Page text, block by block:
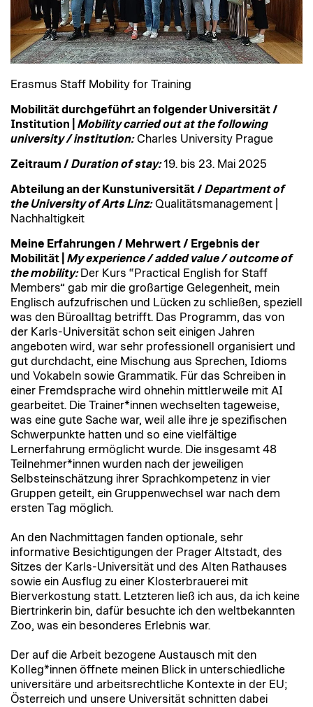
Erasmus Staff Mobility for Training
Mobilität durchgeführt an folgender Universität /
Institution | Mobility carried out at the following
university / institution: Charles University Prague
Zeitraum / Duration of stay:19. bis 23. Mai 2025
Abteilung an der Kunstuniversität / Department of
the University of Arts Linz: Qualitätsmanagement |
Nachhaltigkeit
Meine Erfahrungen / Mehrwert / Ergebnis der
Mobilität |
My experience / added value / outcome of
the mobility: Der Kurs “Practical English for Staff
Members” gab mir die großartige Gelegenheit, mein
Englisch aufzufrischen und Lücken zu schließen, speziell
was den Büroalltag betrifft. Das Programm, das von
der Karls-Universität schon seit einigen Jahren
angeboten wird, war sehr professionell organisiert und
gut durchdacht, eine Mischung aus Sprechen, Idioms
und Vokabeln sowie Grammatik. Für das Schreiben in
einer Fremdsprache wird ohnehin mittlerweile mit AI
gearbeitet. Die Trainer*innen wechselten tageweise,
was eine gute Sache war, weil alle ihre je spezifischen
Schwerpunkte hatten und so eine vielfältige
Lernerfahrung ermöglicht wurde. Die insgesamt 48
Teilnehmer*innen wurden nach der jeweiligen
Selbsteinschätzung ihrer Sprachkompetenz in vier
Gruppen geteilt, ein Gruppenwechsel war nach dem
ersten Tag möglich.
An den Nachmittagen fanden optionale, sehr
informative Besichtigungen der Prager Altstadt, des
Sitzes der Karls-Universität und des Alten Rathauses
sowie ein Ausflug zu einer Klosterbrauerei mit
Bierverkostung statt. Letzteren ließ ich aus, da ich keine
Biertrinkerin bin, dafür besuchte ich den weltbekannten
Zoo, was ein besonderes Erlebnis war.
Der auf die Arbeit bezogene Austausch mit den
Kolleg*innen öffnete meinen Blick in unterschiedliche
universitäre und arbeitsrechtliche Kontexte in der EU;
Österreich und unsere Universität schnitten dabei